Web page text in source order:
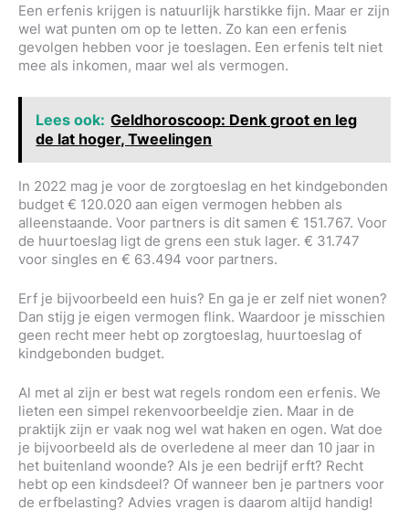
Een erfenis krijgen is natuurlijk harstikke fijn. Maar er zijn
wel wat punten om op te letten. Zo kan een erfenis
gevolgen hebben voor je toeslagen. Een erfenis telt niet
mee als inkomen, maar wel als vermogen.
Lees ook: Geldhoroscoop: Denk groot en leg
de lat hoger, Tweelingen
In 2022 mag je voor de zorgtoeslag en het kindgebonden
budget € 120.020 aan eigen vermogen hebben als
alleenstaande. Voor partners is dit samen € 151.767. Voor
de huurtoeslag ligt de grens een stuk lager. € 31.747
voor singles en € 63.494 voor partners.
Erf je bijvoorbeeld een huis? En ga je er zelf niet wonen?
Dan stijg je eigen vermogen flink. Waardoor je misschien
geen recht meer hebt op zorgtoeslag, huurtoeslag of
kindgebonden budget.
Al met al zijn er best wat regels rondom een erfenis. We
lieten een simpel rekenvoorbeeldje zien. Maar in de
praktijk zijn er vaak nog wel wat haken en ogen. Wat doe
je bijvoorbeeld als de overledene al meer dan 10 jaar in
het buitenland woonde? Als je een bedrijf erft? Recht
hebt op een kindsdeel? Of wanneer ben je partners voor
de erfbelasting? Advies vragen is daarom altijd handig!